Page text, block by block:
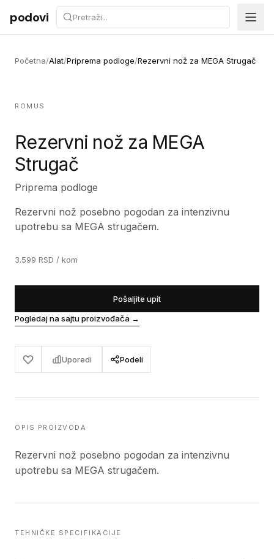
Preskoči na sadržaj
podovi
Početna/Alat/Priprema podloge/Rezervni nož za MEGA Strugač
ROMUS
Rezervni nož za MEGA
Strugač
Priprema podloge
Rezervni nož posebno pogodan za intenzivnu
upotrebu sa MEGA strugačem.
3.599 RSD / kom
Pošaljite upit
Pogledaj na sajtu proizvođača →
Uporedi Podeli
OPIS PROIZVODA
Rezervni nož posebno pogodan za intenzivnu
upotrebu sa MEGA strugačem.
TEHNIČKE SPECIFIKACIJE